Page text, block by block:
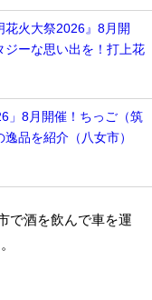
花火大祭2026』8月開
ーな思い出を！打上花
」8月開催！ちっご（筑
品を紹介（八女市）
で酒を飲んで車を運